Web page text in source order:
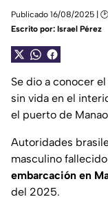
Publicado 16/08/2025 |
Escrito por: Israel Pérez
Se dio a conocer
sin vida en el
el puerto de
Autoridades
masculino
embarcación en
del 2025.